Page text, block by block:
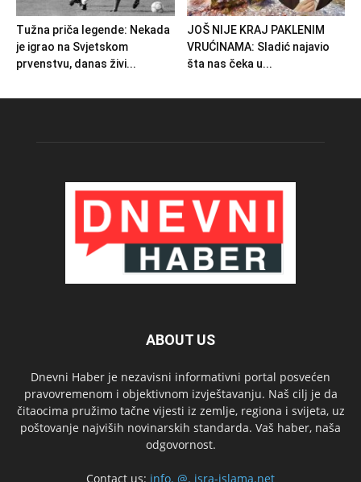
Tužna priča legende: Nekada
je igrao na Svjetskom
prvenstvu, danas živi...
JOŠ NIJE KRAJ PAKLENIM
VRUĆINAMA: Sladić najavio
šta nas čeka u...
ABOUT US
Dnevni Haber je nezavisni informativni portal posvećen
pravovremenom i objektivnom izvještavanju. Naš cilj je da
čitaocima pružimo tačne vijesti iz zemlje, regiona i svijeta, uz
poštovanje najviših novinarskih standarda. Vaš haber, naša
odgovornost.
Contact us: info. @. isra-islama.net